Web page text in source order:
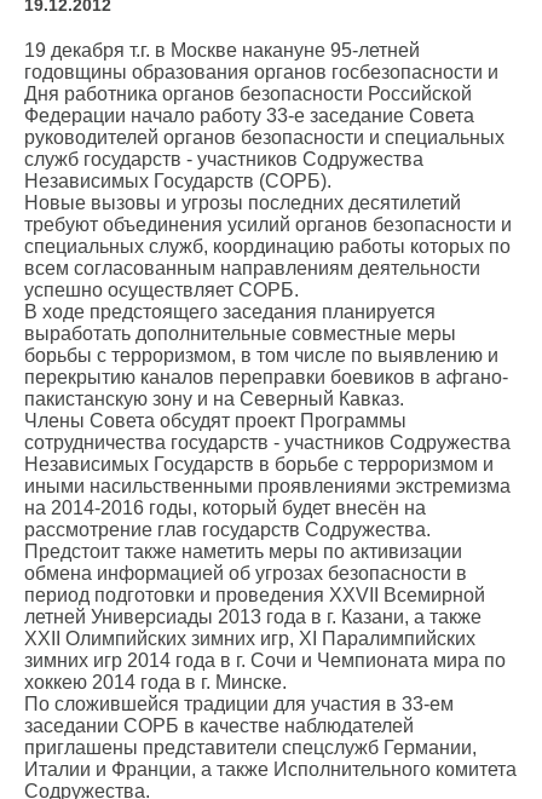
19.12.2012
19 декабря т.г. в Москве накануне 95-летней
годовщины образования органов госбезопасности и
Дня работника органов безопасности Российской
Федерации начало работу 33-е заседание Совета
руководителей органов безопасности и специальных
служб государств - участников Содружества
Независимых Государств (СОРБ).
Новые вызовы и угрозы последних десятилетий
требуют объединения усилий органов безопасности и
специальных служб, координацию работы которых по
всем согласованным направлениям деятельности
успешно осуществляет СОРБ.
В ходе предстоящего заседания планируется
выработать дополнительные совместные меры
борьбы с терроризмом, в том числе по выявлению и
перекрытию каналов переправки боевиков в афгано-
пакистанскую зону и на Северный Кавказ.
Члены Совета обсудят проект Программы
сотрудничества государств - участников Содружества
Независимых Государств в борьбе с терроризмом и
иными насильственными проявлениями экстремизма
на 2014-2016 годы, который будет внесён на
рассмотрение глав государств Содружества.
Предстоит также наметить меры по активизации
обмена информацией об угрозах безопасности в
период подготовки и проведения XXVII Всемирной
летней Универсиады 2013 года в г. Казани, а также
XXII Олимпийских зимних игр, XI Паралимпийских
зимних игр 2014 года в г. Сочи и Чемпионата мира по
хоккею 2014 года в г. Минске.
По сложившейся традиции для участия в 33-ем
заседании СОРБ в качестве наблюдателей
приглашены представители спецслужб Германии,
Италии и Франции, а также Исполнительного комитета
Содружества.